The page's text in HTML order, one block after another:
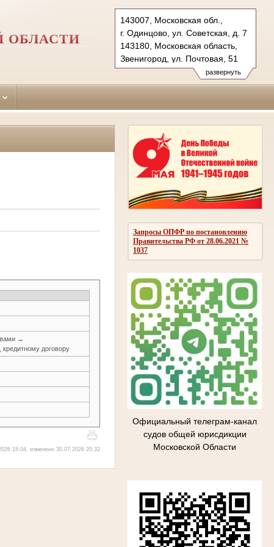
развернуть
143007, Московская обл.,
г. Одинцово, ул. Советская, д. 7
143180, Московская область,
Звенигород, ул. Почтовая, 51
Тел.: (495)590-74-76 (гр.)
593-56-20 (уг.)
697 13 27 (кас канц.)
показать на карте
ОБЛАСТИ
Запросы ОПФР по постановлению
Правительства РФ от 28.06.2021 №
1037
Официальный телеграм-канал
судов общей юрисдикции
Московской Области
→
договору
18:04, изменено 30.07.2026 20:32